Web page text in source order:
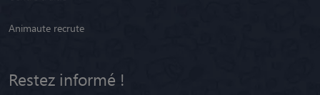
Animaute recrute
Restez informé !